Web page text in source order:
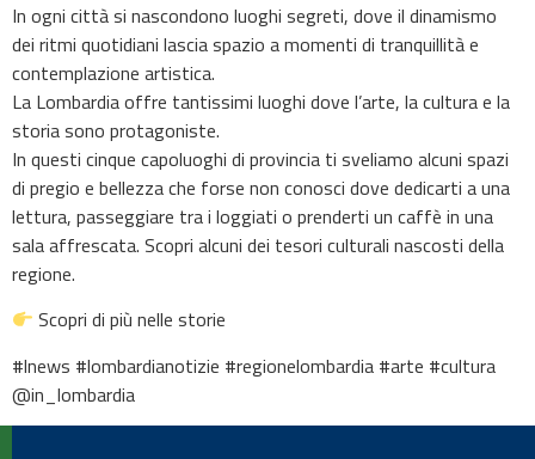
In ogni città si nascondono luoghi segreti, dove il dinamismo
dei ritmi quotidiani lascia spazio a momenti di tranquillità e
contemplazione artistica.
La Lombardia offre tantissimi luoghi dove l’arte, la cultura e la
storia sono protagoniste.
In questi cinque capoluoghi di provincia ti sveliamo alcuni spazi
di pregio e bellezza che forse non conosci dove dedicarti a una
lettura, passeggiare tra i loggiati o prenderti un caffè in una
sala affrescata. Scopri alcuni dei tesori culturali nascosti della
regione.
Scopri di più nelle storie
#lnews #lombardianotizie #regionelombardia #arte #cultura
@in_lombardia